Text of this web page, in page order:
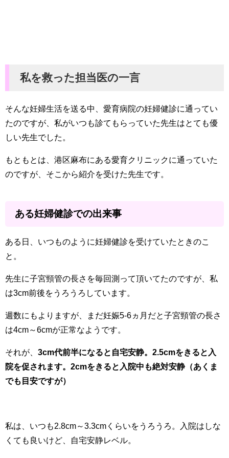
私を救った担当医の一言
そんな妊婦生活を送る中、愛育病院の妊婦健診に通ってい
たのですが、私がいつも診てもらっていた先生はとても優
しい先生でした。
もともとは、港区麻布にある愛育クリニックに通っていた
のですが、そこから紹介を受けた先生です。
ある妊婦健診での出来事
ある日、いつものように妊婦健診を受けていたときのこ
と。
先生に子宮頸管の長さを毎回測って頂いてたのですが、私
は3cm前後をうろうろしています。
週数にもよりますが、まだ妊娠5-6ヵ月だと子宮頸管の長さ
は4cm～6cmが正常なようです。
それが、 3cm代前半になると自宅安静。2.5cmをきると入
院を促されます。2cmをきると入院中も絶対安静（あくま
でも目安ですが）
私は、いつも2.8cm～3.3cmくらいをうろうろ。入院はしな
くても良いけど、自宅安静レベル。